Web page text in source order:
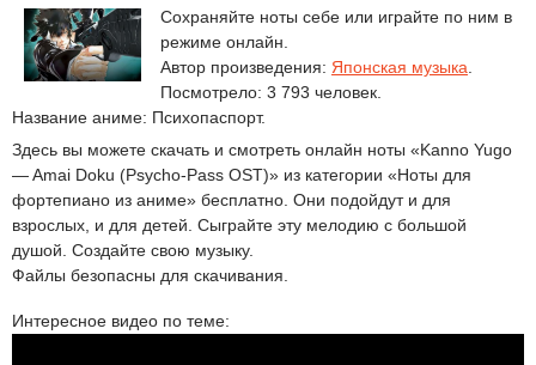
Сохраняйте ноты себе или играйте по ним в
режиме онлайн.
Автор произведения: Японская музыка
Посмотрело: 3 793 человек.
Название аниме: Психопаспорт.
Здесь вы можете скачать и смотреть онлайн ноты «Kanno Yugo
— Amai Doku (Psycho-Pass OST)» из категории «Ноты для
фортепиано из аниме» бесплатно. Они подойдут и для
взрослых, и для детей. Сыграйте эту мелодию с большой
душой. Создайте свою музыку.
Файлы безопасны для скачивания.
Интересное видео по теме: